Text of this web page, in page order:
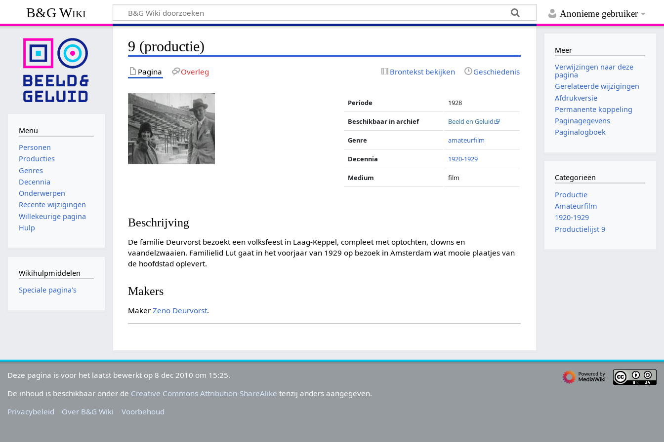
Anonieme gebruiker
B&G Wiki
9 (productie)
Pagina Overleg Brontekst bekijken Geschiedenis
Periode 1928
Beschikbaar in archief Beeld en Geluid
Genre amateurfilm
Decennia 1920-1929
Medium film
Beschrijving
De familie Deurvorst bezoekt een volksfeest in Laag-Keppel, compleet met optochten, clowns en
vaandelzwaaien. Familielid Lut gaat in het voorjaar van 1929 op bezoek in Amsterdam wat mooie plaatjes van
de hoofdstad oplevert.
Makers
MakerZeno Deurvorst.
Menu
Personen
Producties
Genres
Decennia
Onderwerpen
Recente wijzigingen
Willekeurige pagina
Hulp
Wikihulpmiddelen
Speciale pagina's
Meer
Verwijzingen naar deze
pagina
Gerelateerde wijzigingen
Afdrukversie
Permanente koppeling
Paginagegevens
Paginalogboek
Categorieën
Productie
Amateurfilm
1920-1929
Productielijst 9
Deze pagina is voor het laatst bewerkt op 8 dec 2010 om 15:25.
De inhoud is beschikbaar onder de Creative Commons Attribution-ShareAlike tenzij anders aangegeven.
Privacybeleid
Over B&G Wiki Voorbehoud